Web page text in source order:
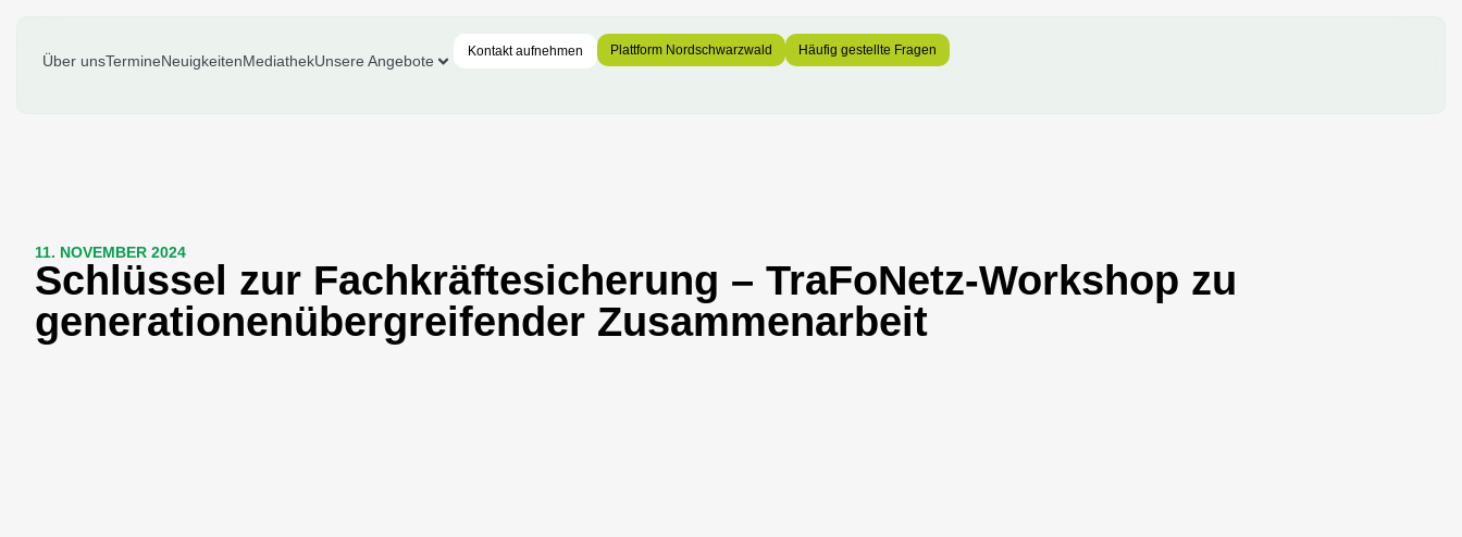
Über unsTermineNeuigkeitenMediathekUnsere Angebote
Kontakt aufnehmen Plattform Nordschwarzwald Häufig gestellte Fragen
11. NOVEMBER 2024
Schlüssel zur Fachkräftesicherung – TraFoNetz-Workshop zu
generationenübergreifender Zusammenarbeit